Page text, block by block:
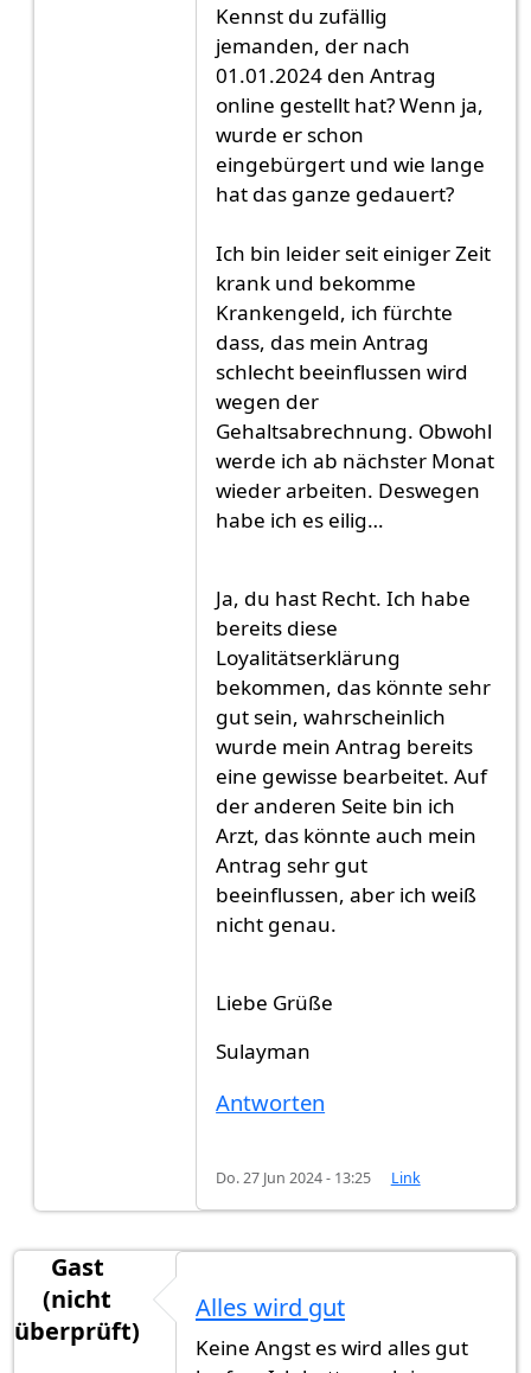
Kennst du zufällig
jemanden, der nach
01.01.2024 den Antrag
online gestellt hat? Wenn ja,
wurde er schon
eingebürgert und wie lange
hat das ganze gedauert?
Ich bin leider seit einiger Zeit
krank und bekomme
Krankengeld, ich fürchte
dass, das mein Antrag
schlecht beeinflussen wird
wegen der
Gehaltsabrechnung. Obwohl
werde ich ab nächster Monat
wieder arbeiten. Deswegen
habe ich es eilig…
Ja, du hast Recht. Ich habe
bereits diese
Loyalitätserklärung
bekommen, das könnte sehr
gut sein, wahrscheinlich
wurde mein Antrag bereits
eine gewisse bearbeitet. Auf
der anderen Seite bin ich
Arzt, das könnte auch mein
Antrag sehr gut
beeinflussen, aber ich weiß
nicht genau.
Liebe Grüße
Sulayman
Antworten
Do. 27 Jun 2024 - 13:25 Link
Gast
(nicht
überprüft)
Alles wird gut
Keine Angst es wird alles gut